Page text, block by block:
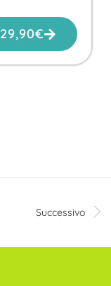
29,90€
Successivo